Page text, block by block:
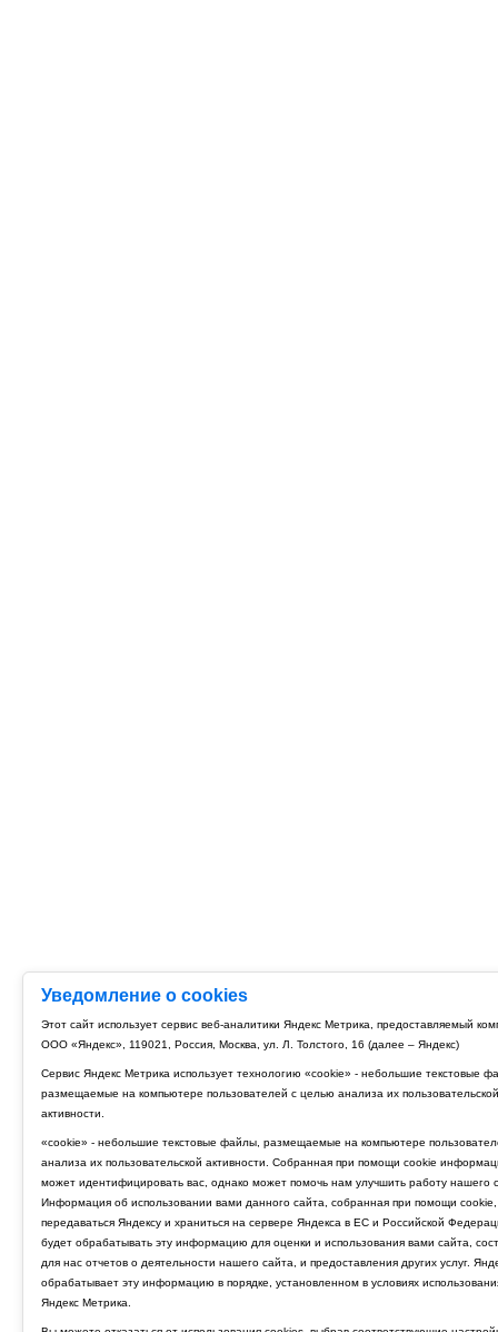
Уведомление о cookies
Этот сайт использует сервис веб-аналитики Яндекс Метрика, предоставляемый
ООО «Яндекс», 119021, Россия, Москва, ул. Л. Толстого, 16 (далее – Яндекс)
Сервис Яндекс Метрика использует технологию «cookie» - небольшие текстовые
размещаемые на компьютере пользователей с целью анализа их пользовательской
активности.
«cookie» - небольшие текстовые файлы, размещаемые на компьютере
анализа их пользовательской активности. Собранная при помощи cookie
может идентифицировать вас, однако может помочь нам улучшить работу нашего
Информация об использовании вами данного сайта, собранная при помощи cookie,
передаваться Яндексу и храниться на сервере Яндекса в ЕС и Российской
будет обрабатывать эту информацию для оценки и использования вами сайта,
для нас отчетов о деятельности нашего сайта, и предоставления других услуг.
обрабатывает эту информацию в порядке, установленном в условиях
Яндекс Метрика.